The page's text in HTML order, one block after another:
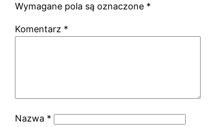
Wymagane pola są oznaczone *
Komentarz *
Nazwa *